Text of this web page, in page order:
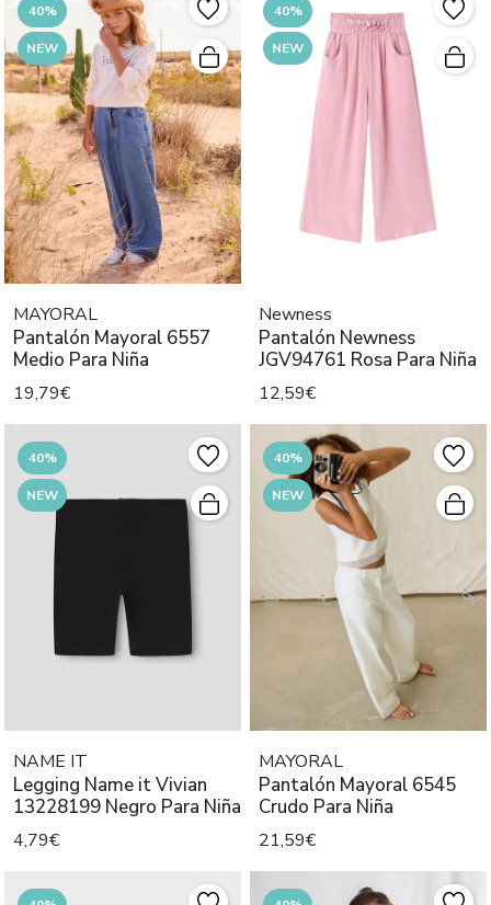
40%
NEW
MAYORAL
Pantalón Mayoral 6557
Medio Para Niña
19,79€
40%
NEW
Newness
Pantalón Newness
JGV94761 Rosa Para Niña
12,59€
40%
NEW
NAME IT
Legging Name it Vivian
13228199 Negro Para Niña
4,79€
40%
NEW
MAYORAL
Pantalón Mayoral 6545
Crudo Para Niña
21,59€